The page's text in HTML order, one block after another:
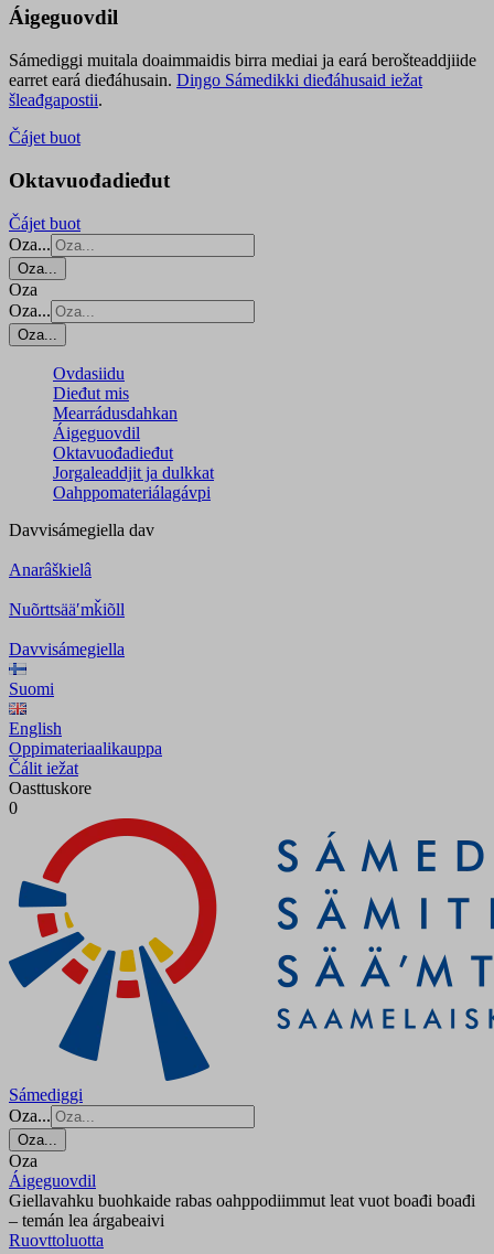
Áigeguovdil
Sámediggi muitala doaimmaidis birra mediai ja eará berošteaddjiide
earret eará dieđáhusain. Diŋgo Sámedikki dieđáhusaid iežat
šleađgapostii.
Čájet buot
Oktavuođadieđut
Čájet buot
Oza...
Oza...
Oza
Oza...
Oza...
Ovdasiidu
Dieđut mis
Mearrádusdahkan
Áigeguovdil
Oktavuođadieđut
Jorgaleaddjit ja dulkkat
Oahppomateriálagávpi
Davvisámegiella dav
Anarâškielâ
Nuõrttsääʹmǩiõll
Davvisámegiella
Suomi
English
Oppimateriaalikauppa
Čálit iežat
Oasttuskore
0
Sámediggi
Oza...
Oza...
Oza
Áigeguovdil
Giellavahku buohkaide rabas oahppodiimmut leat vuot boađi boađi
– temán lea árgabeaivi
Ruovttoluotta